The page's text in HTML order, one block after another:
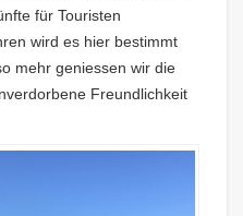
für Touristen
wird es hier bestimmt
mehr geniessen wir die
Freundlichkeit